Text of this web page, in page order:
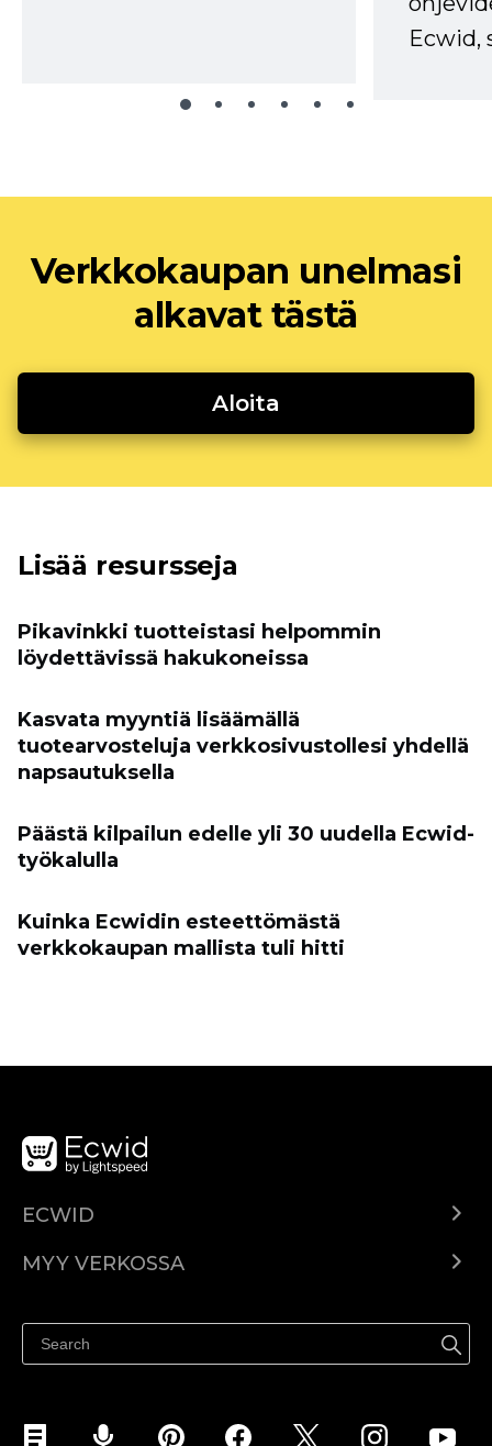
Ecwid,
Verkkokaupan unelmasi
alkavat tästä
Aloita
Lisää resursseja
Pikavinkki tuotteistasi helpommin
löydettävissä hakukoneissa
Kasvata myyntiä lisäämällä
tuotearvosteluja verkkosivustollesi yhdellä
napsautuksella
Päästä kilpailun edelle yli 30 uudella Ecwid-
työkalulla
Kuinka Ecwidin esteettömästä
verkkokaupan mallista tuli hitti
ECWID
Hinnoittelu
MYY VERKOSSA
Myy Facebookissa
Myy Instagramissa